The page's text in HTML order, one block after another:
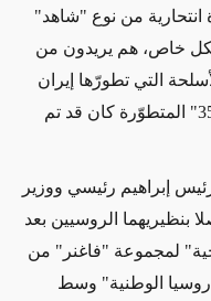
من نوع "شاهد"
خاص، هم يريدون من
التي تطورّها إيران
وتسليمها أسطولاً من مقاتلات "إس يو 35" المتطوّرة كان قد تم
إبراهيم رئيسي ووزير
بنظيريهما الروسيين بعد
لمجموعة "فاغنر" من
الوطنية" وسط